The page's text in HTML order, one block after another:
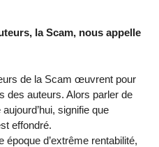
la Scam, nous appelle
de la Scam œuvrent pour
des auteurs. Alors parler de
signifie que
effondré.
d’extrême rentabilité,